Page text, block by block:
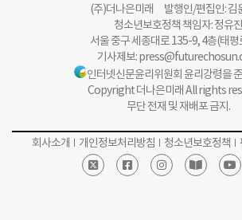
(주)더나은미래 발행인/편집인: 김
청소년보호정책 책임자: 정유진
서울 중구 세종대로 135-9, 4층(태
기사제보:
인터넷신문윤리위원회 윤리강령을
Copyright 더나은미래 All rights
무단 전재 및 재배포 금지.
회사소개 개인정보처리방침 청소년보호정책